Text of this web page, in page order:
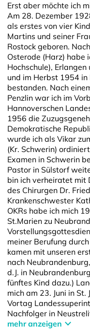
Erst aber möchte ich
Am 28. Dezember
als erstes von vier
Martins und seiner
Rostock geboren.
Osterode (Harz) habe
Hochschule),
und im Herbst 1954
bestanden. Nach
Penzlin war ich im
Hannoverschen
1956 die
Demokratische
wurde ich als Vikar
(Kr. Schwerin)
Examen in Schwerin
Pastor in Sülstorf
bin ich verheiratet mit
des Chirurgen Dr.
Krankenschwester
OKRs habe ich mich
St.Marien zu
meiner Berufung
kamen mit unseren
nach
d.J. in
fünftes Kind dazu.)
mich am 23. Juni in
Vortag
Nachfolger in
mehr anzeigen